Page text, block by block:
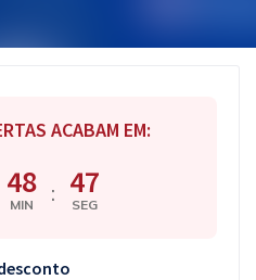
ACABAM EM:
48
MIN : 46
SEG